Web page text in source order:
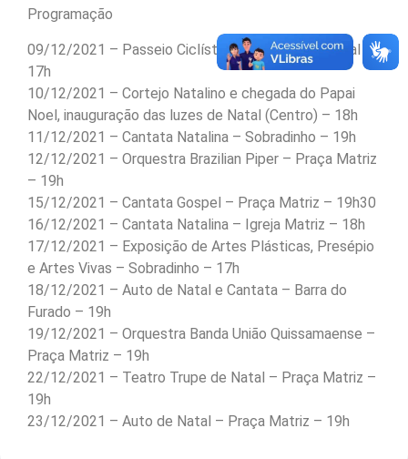
Programação
09/12/2021 – Passeio Ciclístico – Circuito de Natal –
17h
10/12/2021 – Cortejo Natalino e chegada do Papai
Noel, inauguração das luzes de Natal (Centro) – 18h
11/12/2021 – Cantata Natalina – Sobradinho – 19h
12/12/2021 – Orquestra Brazilian Piper – Praça Matriz
– 19h
15/12/2021 – Cantata Gospel – Praça Matriz – 19h30
16/12/2021 – Cantata Natalina – Igreja Matriz – 18h
17/12/2021 – Exposição de Artes Plásticas, Presépio
e Artes Vivas – Sobradinho – 17h
18/12/2021 – Auto de Natal e Cantata – Barra do
Furado – 19h
19/12/2021 – Orquestra Banda União Quissamaense –
Praça Matriz – 19h
22/12/2021 – Teatro Trupe de Natal – Praça Matriz –
19h
23/12/2021 – Auto de Natal – Praça Matriz – 19h